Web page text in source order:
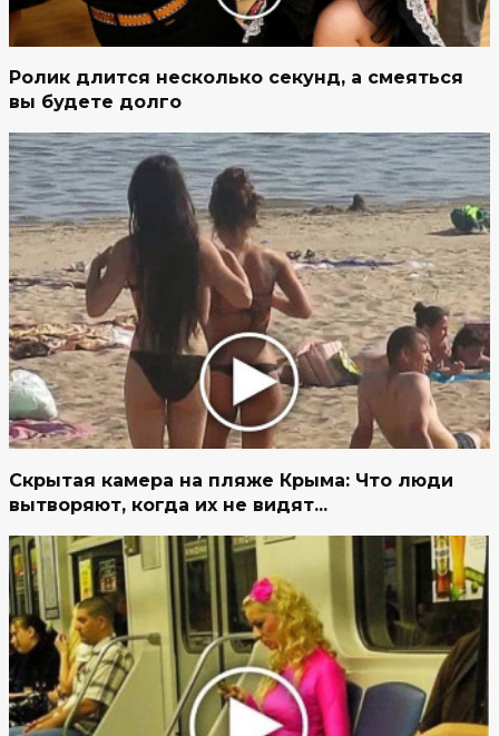
Ролик длится несколько секунд, а смеяться
вы будете долго
Скрытая камера на пляже Крыма: Что люди
вытворяют, когда их не видят...